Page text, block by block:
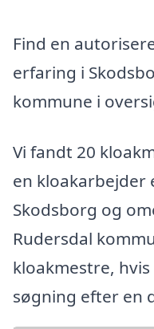
Find en
erfaring i
kommune i
Vi fandt 20
en kloakarbejder
Skodsborg og
Rudersdal
kloakmestre,
søgning efter en